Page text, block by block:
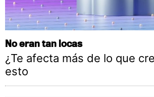
No eran tan locas
¿Te afecta más de lo que
esto